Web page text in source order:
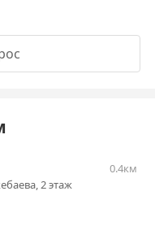
0.4км
2 этаж